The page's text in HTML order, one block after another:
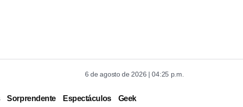
6 de agosto de 2026 | 04:25 p.m.
Sorprendente Espectáculos Geek